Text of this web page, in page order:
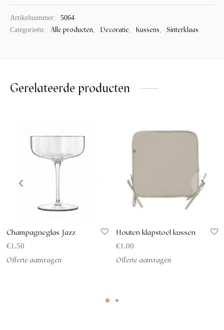
Artikelnummer:
5064
Categorieën:
Alle producten Decoratie Kussens Sinterklaas
Gerelateerde producten
Champagneglas Jazz
€1.50
Offerte aanvragen
Houten klapstoel kussen
€1.00
Offerte aanvragen